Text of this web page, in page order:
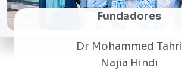
Fundadores
Dr Mohammed Tahri
Najia Hindi